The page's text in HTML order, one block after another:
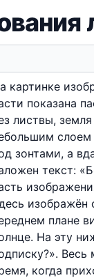
картинке
показана
листвы,
слоем
зонтами, а
текст:
плане
На эту
когда